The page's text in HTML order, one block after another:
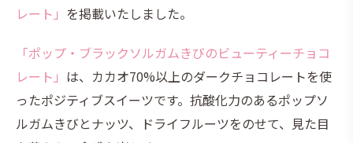
レート」 を掲載いたしました。
「ポップ・ブラックソルガムきびのビューティーチョコ
レート」 は、カカオ70%以上のダークチョコレートを使
ったポジティブスイーツです。抗酸化力のあるポップソ
ルガムきびとナッツ、ドライフルーツをのせて、見た目